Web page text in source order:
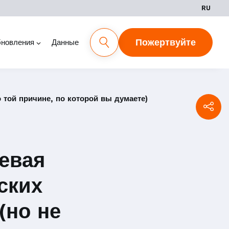
RU
Данные Пожертвуйте
причине, по которой вы думаете)
не